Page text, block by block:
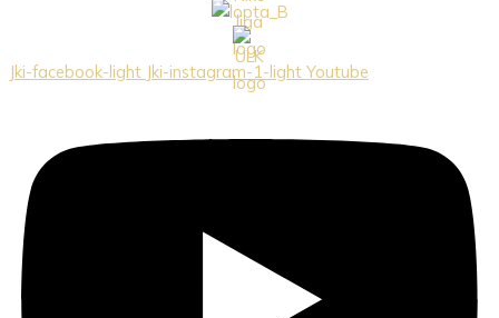
Jki-facebook-light Jki-instagram-1-light Youtube